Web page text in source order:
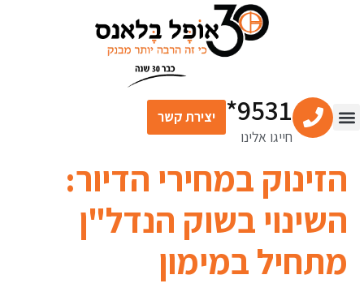
9531*
חייגו אלינו
יצירת קשר
הזינוק במחירי הדיור:
השינוי בשוק הנדל"ן
מתחיל במימון